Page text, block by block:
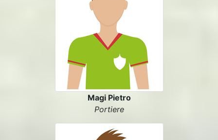
Magi Pietro
Portiere